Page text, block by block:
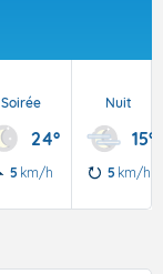
Soirée
24°
5 km/h
Nuit
15°
5 km/h